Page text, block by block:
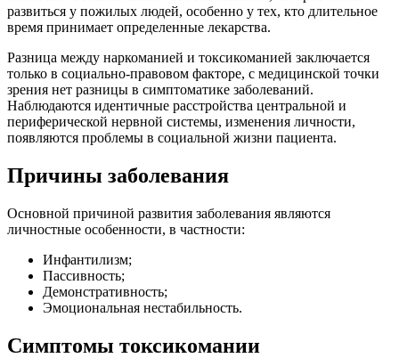
развиться у пожилых людей, особенно у тех, кто длительное
время принимает определенные лекарства.
Разница между наркоманией и токсикоманией заключается
только в социально-правовом факторе, с медицинской точки
зрения нет разницы в симптоматике заболеваний.
Наблюдаются идентичные расстройства центральной и
периферической нервной системы, изменения личности,
появляются проблемы в социальной жизни пациента.
Причины заболевания
Основной причиной развития заболевания являются
личностные особенности, в частности:
Инфантилизм;
Пассивность;
Демонстративность;
Эмоциональная нестабильность.
Симптомы токсикомании